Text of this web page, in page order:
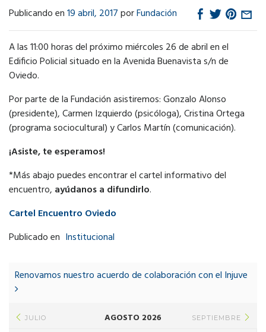
Publicando en19 abril, 2017porFundación
A las 11:00 horas del próximo miércoles 26 de abril en el
Edificio Policial situado en la Avenida Buenavista s/n de
Oviedo.
Por parte de la Fundación asistiremos: Gonzalo Alonso
(presidente), Carmen Izquierdo (psicóloga), Cristina Ortega
(programa sociocultural) y Carlos Martín (comunicación).
¡Asiste, te esperamos!
*Más abajo puedes encontrar el cartel informativo del
encuentro, ayúdanos a difundirlo.
Cartel Encuentro Oviedo
Publicado en Institucional
navigation
Renovamos nuestro acuerdo de colaboración con el Injuve
JULIO AGOSTO 2026 SEPTIEMBRE